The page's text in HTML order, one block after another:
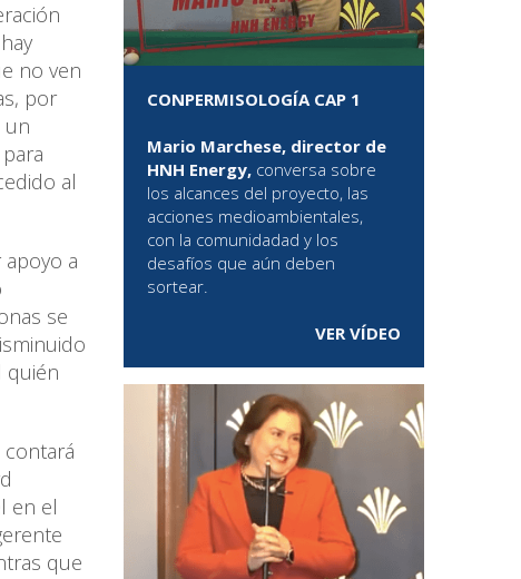
no ven
por
un
al
a
se
quién
en el
que
CONPERMISOLOGÍA CAP 1
Mario Marchese, director de
HNH Energy, conversa sobre
los alcances del proyecto, las
acciones medioambientales,
con la comunidadad y los
desafíos que aún deben
sortear.
VER VÍDEO